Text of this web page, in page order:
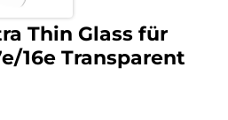
Thin Glass für
16e Transparent